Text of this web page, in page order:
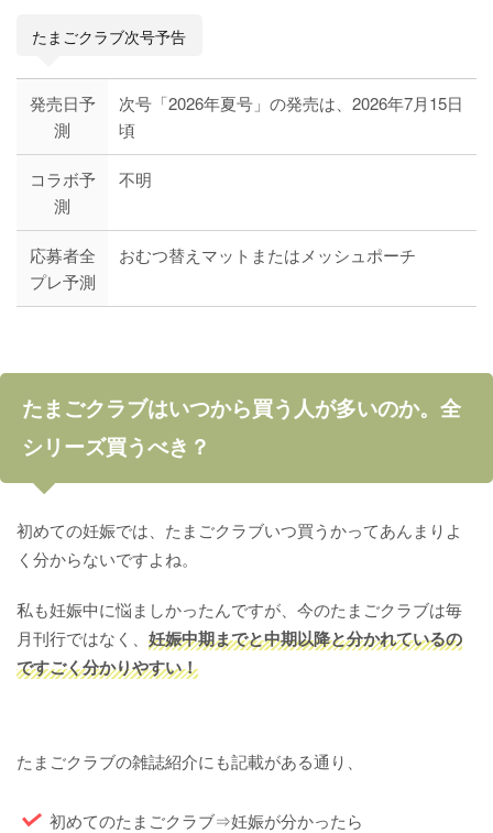
たまごクラブ次号予告
発売日予
測
次号「2026年夏号」の発売は、2026年7月15日
頃
コラボ予
測
不明
応募者全
プレ予測
おむつ替えマットまたはメッシュポーチ
たまごクラブはいつから買う人が多いのか。全
シリーズ買うべき？
初めての妊娠では、たまごクラブいつ買うかってあんまりよ
く分からないですよね。
私も妊娠中に悩ましかったんですが、今のたまごクラブは毎
月刊行ではなく、 妊娠中期までと中期以降と分かれているの
ですごく分かりやすい！
たまごクラブの雑誌紹介にも記載がある通り、
初めてのたまごクラブ⇒妊娠が分かったら